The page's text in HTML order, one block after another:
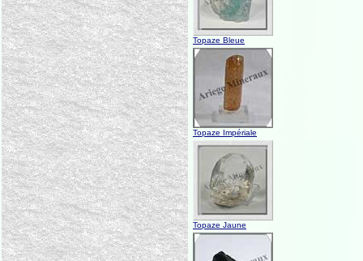
Topaze Bleue
Topaze Impériale
Topaze Jaune